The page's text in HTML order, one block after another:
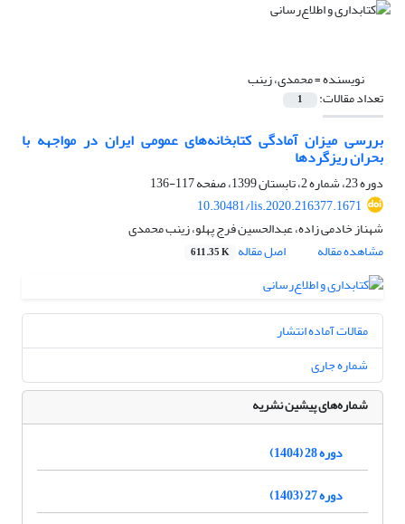
نویسنده =محمدی، زینب
تعداد مقالات: 1
بررسی میزان آمادگی کتابخانه‌های عمومی ایران در مواجهه با
بحران ریزگردها
دوره 23، شماره 2، تابستان 1399، صفحه
117-136
10.30481/lis.2020.216377.1671
شهناز خادمی زاده، عبدالحسین فرج پهلو، زینب محمدی
مشاهده مقاله
اصل مقاله 611.35 K
مقالات آماده انتشار
شماره جاری
شماره‌های پیشین نشریه
دوره 28 (1404)
دوره 27 (1403)